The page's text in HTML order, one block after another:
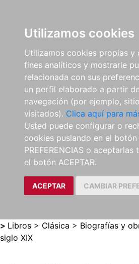
Utilizamos cookies
Utilizamos cookies propias y
fines analíticos y mostrarle
relacionada con sus
un perfil elaborado a partir
navegación (por ejemplo,
visitados). Clica aquí para
Usted puede configurar o
cookies puslando en el botón
PREFERENCIAS o
el botón ACEPTAR.
ACEPTAR CAMBIAR
> Libros > Clásica > Biografías y
siglo XIX